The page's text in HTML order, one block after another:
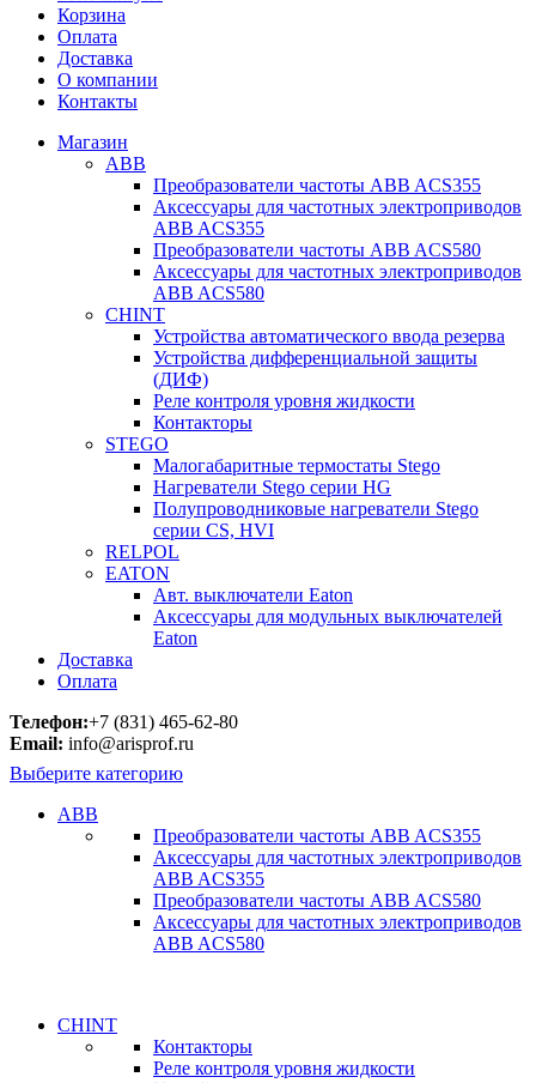
Корзина
Оплата
Доставка
О компании
Контакты
Магазин
ABB
Преобразователи частоты ABB ACS355
Аксессуары для частотных электроприводов
ABB ACS355
Преобразователи частоты ABB ACS580
Аксессуары для частотных электроприводов
ABB ACS580
CHINT
Устройства автоматического ввода резерва
Устройства дифференциальной защиты
(ДИФ)
Реле контроля уровня жидкости
Контакторы
STEGO
Малогабаритные термостаты Stego
Нагреватели Stego серии HG
Полупроводниковые нагреватели Stego
серии CS, HVI
RELPOL
EATON
Авт. выключатели Eaton
Аксессуары для модульных выключателей
Eaton
Доставка
Оплата
Телефон:+7 (831) 465-62-80
Email: info@arisprof.ru
Выберите категорию
ABB
Преобразователи частоты ABB ACS355
Аксессуары для частотных электроприводов
ABB ACS355
Преобразователи частоты ABB ACS580
Аксессуары для частотных электроприводов
ABB ACS580
CHINT
Контакторы
Реле контроля уровня жидкости